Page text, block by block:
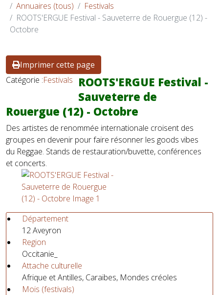
Annuaires (tous)
Festivals
ROOTS'ERGUE Festival - Sauveterre de Rouergue (12) -
Octobre
Imprimer cette page
Catégorie :Festivals
ROOTS'ERGUE Festival -
Sauveterre de
Rouergue (12) - Octobre
Des artistes de renommée internationale croisent des
groupes en devenir pour faire résonner les goods vibes
du Reggae. Stands de restauration/buvette, conférences
et concerts.
Département
12 Aveyron
Region
Occitanie_
Attache culturelle
Afrique et Antilles, Caraïbes, Mondes créoles
Mois (festivals)